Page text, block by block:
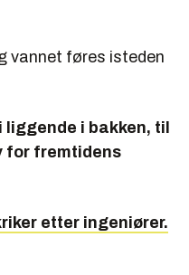
vannet føres isteden
i bakken, til
for fremtidens
etter ingeniører.